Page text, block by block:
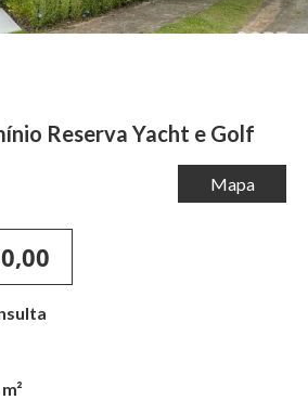
Reserva Yacht e Golf
Mapa